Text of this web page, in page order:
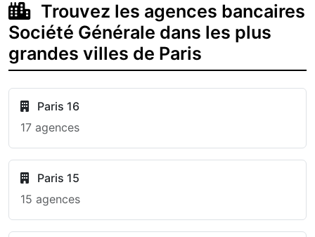
Trouvez les agences bancaires
Société Générale dans les plus
grandes villes de Paris
Paris 16
17 agences
Paris 15
15 agences